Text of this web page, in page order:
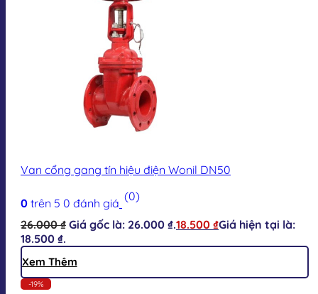
Van cổng gang tín hiệu điện Wonil DN50
0 trên 5 0 đánh giá (0)
26.000₫ Giá gốc là: 26.000 ₫.18.500 ₫Giá hiện tại là:
18.500 ₫.
Xem Thêm
-19%